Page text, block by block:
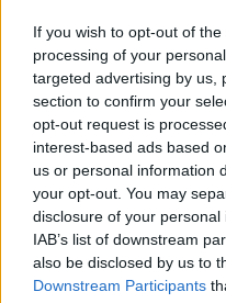
If you wish to opt-out of
processing of your
targeted advertising by us,
section to confirm your
opt-out request is
interest-based ads based
us or personal information
your opt-out. You may
disclosure of your
IAB’s list of downstream
also be disclosed by us to
Downstream Participants
Οι
τον
Η
της